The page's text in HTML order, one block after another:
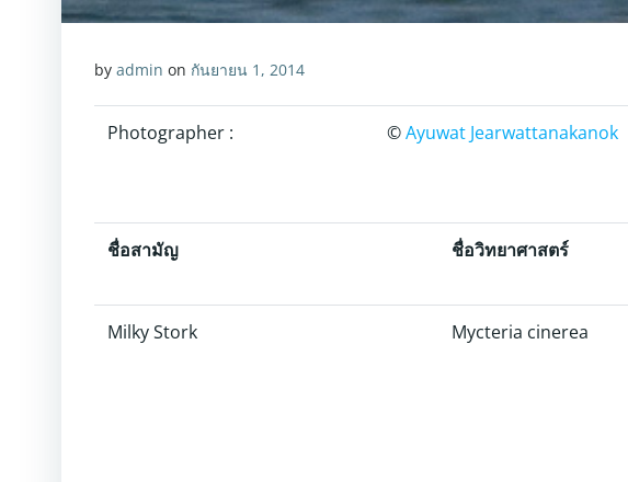
by admin on กันยายน 1, 2014
Photographer : ©Ayuwat Jearwattanakanok
ชื่อสามัญ ชื่อวิทยาศาสตร์
Milky Stork Mycteria cinerea